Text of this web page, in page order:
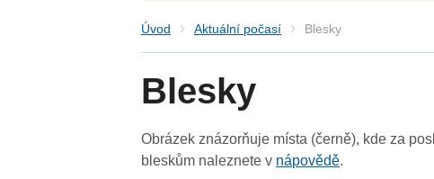
Úvod Aktuální počasí Blesky
Blesky
Obrázek znázorňuje místa (černě), kde za
bleskům naleznete v nápovědě.